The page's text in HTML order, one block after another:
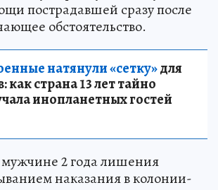
пострадавшей сразу после
обстоятельство.
натянули «сетку»для
страна 13 лет тайно
инопланетных гостей
2 года лишения
наказания в колонии-